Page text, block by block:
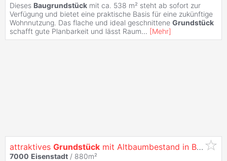
Dieses Baugrundstück mit ca. 538 m² steht ab sofort zur
Verfügung und bietet eine praktische Basis für eine zukünftige
Wohnnutzung. Das flache und ideal geschnittene Grundstück
schafft gute Planbarkeit und lässt Raum... [Mehr]
attraktives Grundstück mit Altbaumbestand in Bestlage von
7000 Eisenstadt / 880m²